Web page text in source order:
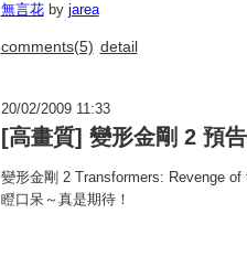
無言花by jarea
comments(5) detail
20/02/2009 11:33
[高畫質] 變形金剛 2 預
變形金剛 2 Transformers: Revenge
瞪口呆～真是期待！